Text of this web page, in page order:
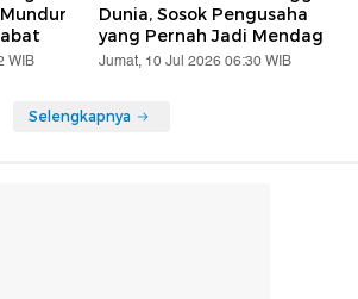
WIB
Dunia, Sosok Pengusaha
yang Pernah Jadi Mendag
Jumat, 10 Jul 2026 06:30 WIB
Selengkapnya